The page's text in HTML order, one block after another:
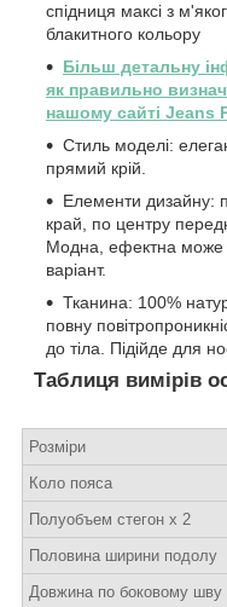
спідниця максі з
блакитного кольору
Більш детальну
як правильно
нашому сайті Jeans
Стиль моделі:
прямий крій.
Елементи дизайну:
край, по центру
Модна, ефектна може
варіант.
Тканина: 100%
повну
до тіла. Підійде для
Таблиця вимірів
Розміри
Коло пояса
Полуобъем стегон х 2
Половина ширини подолу
Довжина по боковому шву